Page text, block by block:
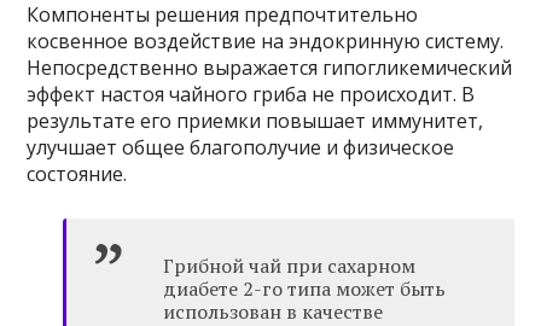
Компоненты решения предпочтительно
косвенное воздействие на эндокринную систему.
Непосредственно выражается гипогликемический
эффект настоя чайного гриба не происходит. В
результате его приемки повышает иммунитет,
улучшает общее благополучие и физическое
состояние.
Грибной чай при сахарном
диабете 2-го типа может быть
использован в качестве